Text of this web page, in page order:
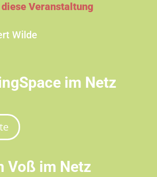
Veranstaltung
Wilde
im Netz
Voß im Netz